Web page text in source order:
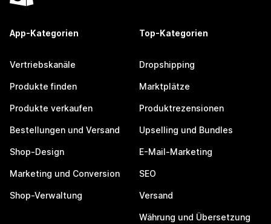
App-Kategorien
Vertriebskanäle
Produkte finden
Produkte verkaufen
Bestellungen und Versand
Shop-Design
Marketing und Conversion
Shop-Verwaltung
Top-Kategorien
Dropshipping
Marktplätze
Produktrezensionen
Upselling und Bundles
E-Mail-Marketing
SEO
Versand
Währung und Übersetzung